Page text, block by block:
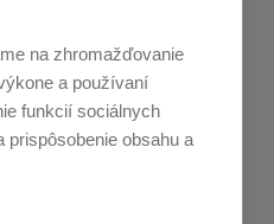
Prihlásiť
na zhromažďovanie
a používaní
funkcií sociálnych
prispôsobenie obsahu a